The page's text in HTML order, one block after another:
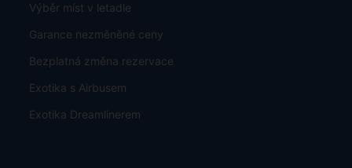
Výběr míst v letadle
Garance nezměněné ceny
Bezplatná změna rezervace
Exotika s Airbusem
Exotika Dreamlinerem